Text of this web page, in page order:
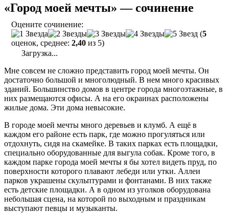
«Город моей мечты» — сочинение
Оцените сочинение:
(5
оценок, среднее: 2,40 из 5)
Загрузка...
Мне совсем не сложно представить город моей мечты. Он
достаточно большой и многолюдный. В нем много красивых
зданий. Большинство домов в центре города многоэтажные, в
них размещаются офисы. А на его окраинах расположены
жилые дома. Эти дома невысокие.
В городе моей мечты много деревьев и клумб. А ещё в
каждом его районе есть парк, где можно прогуляться или
отдохнуть, сидя на скамейке. В таких парках есть площадки,
специально оборудованные для выгула собак. Кроме того, в
каждом парке города моей мечты я бы хотел видеть пруд, по
поверхности которого плавают лебеди или утки. Аллеи
парков украшены скульптурами и фонтанами. В них также
есть детские площадки. А в одном из уголков оборудована
небольшая сцена, на которой по выходным и праздникам
выступают певцы и музыканты.